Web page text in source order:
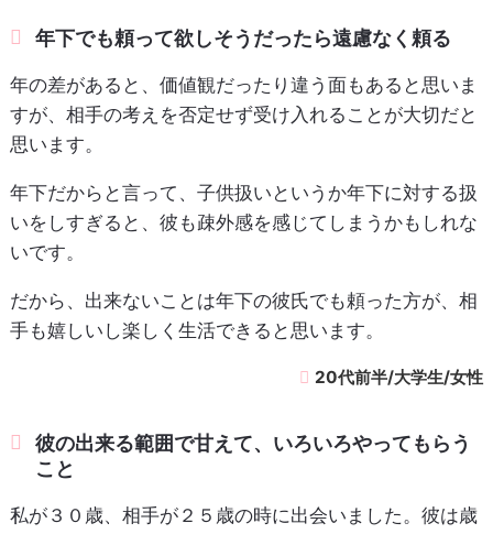
年下でも頼って欲しそうだったら遠慮なく頼る
年の差があると、価値観だったり違う面もあると思いま
すが、相手の考えを否定せず受け入れることが大切だと
思います。
年下だからと言って、子供扱いというか年下に対する扱
いをしすぎると、彼も疎外感を感じてしまうかもしれな
いです。
だから、出来ないことは年下の彼氏でも頼った方が、相
手も嬉しいし楽しく生活できると思います。
20代前半/大学生/女性
彼の出来る範囲で甘えて、いろいろやってもらう
こと
私が３０歳、相手が２５歳の時に出会いました。彼は歳